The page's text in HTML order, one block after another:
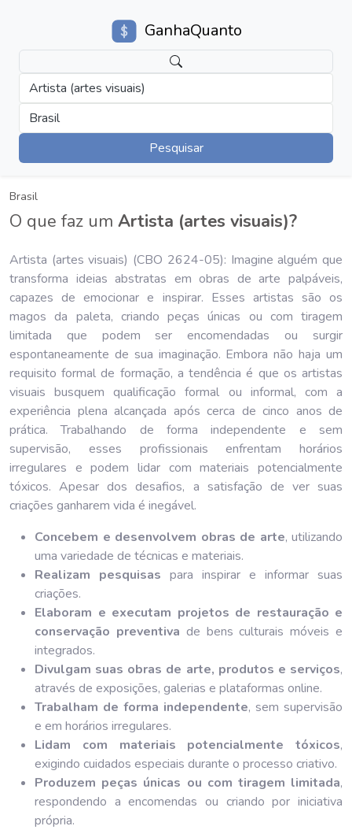
GanhaQuanto
Artista (artes visuais)
Brasil
Pesquisar
Brasil
O que faz um Artista (artes visuais)?
Artista (artes visuais) (CBO 2624-05): Imagine alguém que
transforma ideias abstratas em obras de arte palpáveis,
capazes de emocionar e inspirar. Esses artistas são os
magos da paleta, criando peças únicas ou com tiragem
limitada que podem ser encomendadas ou surgir
espontaneamente de sua imaginação. Embora não haja um
requisito formal de formação, a tendência é que os artistas
visuais busquem qualificação formal ou informal, com a
experiência plena alcançada após cerca de cinco anos de
prática. Trabalhando de forma independente e sem
supervisão, esses profissionais enfrentam horários
irregulares e podem lidar com materiais potencialmente
tóxicos. Apesar dos desafios, a satisfação de ver suas
criações ganharem vida é inegável.
Concebem e desenvolvem obras de arte, utilizando
uma variedade de técnicas e materiais.
Realizam pesquisas para inspirar e informar suas
criações.
Elaboram e executam projetos de restauração e
conservação preventiva de bens culturais móveis e
integrados.
Divulgam suas obras de arte, produtos e serviços,
através de exposições, galerias e plataformas online.
Trabalham de forma independente, sem supervisão
e em horários irregulares.
Lidam com materiais potencialmente tóxicos,
exigindo cuidados especiais durante o processo criativo.
Produzem peças únicas ou com tiragem limitada,
respondendo a encomendas ou criando por iniciativa
própria.